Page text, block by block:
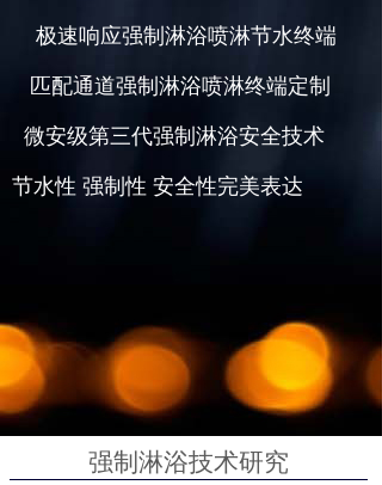
极速响应强制淋浴喷淋节水终端
匹配通道强制淋浴喷淋终端定制
微安级第三代强制淋浴安全技术
节水性 强制性 安全性完美表达
强制淋浴技术研究